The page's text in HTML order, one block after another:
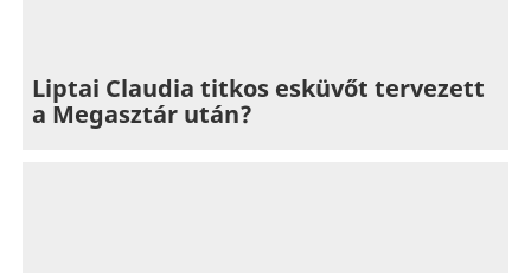
Liptai Claudia titkos esküvőt tervezett
a Megasztár után?